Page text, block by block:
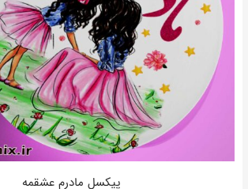
پیکسل مادرم عشقمه